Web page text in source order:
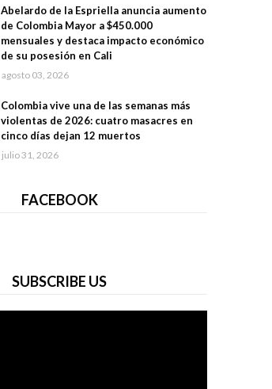
Abelardo de la Espriella anuncia aumento
de Colombia Mayor a $450.000
mensuales y destaca impacto económico
de su posesión en Cali
agosto 03, 2026
Colombia vive una de las semanas más
violentas de 2026: cuatro masacres en
cinco días dejan 12 muertos
julio 31, 2026
FACEBOOK
SUBSCRIBE US